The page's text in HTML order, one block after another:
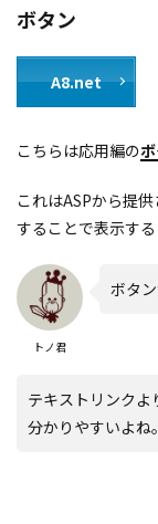
ボタン
A8.net
こちらは応用編の
これはASPから提
することで表示する
トノ君
ボタ
テキストリンク
分かりやすいよね。